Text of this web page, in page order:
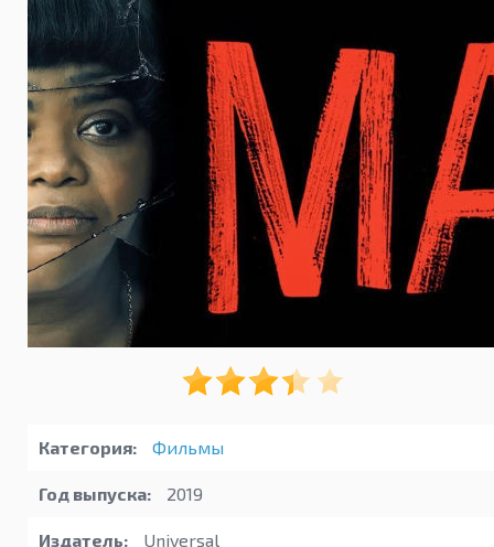
Категория: Фильмы
Год выпуска: 2019
Издатель: Universal